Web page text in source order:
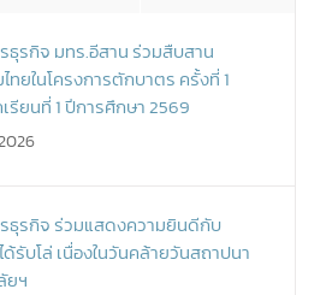
ธุรกิจ มทร.อีสาน ร่วมสืบสาน
ยในโครงการตักบาตร ครั้งที่ 1
รียนที่ 1 ปีการศึกษา 2569
ธุรกิจ ร่วมแสดงความยินดีกับ
รับโล่ เนื่องในวันคล้ายวันสถาปนา
ยฯ